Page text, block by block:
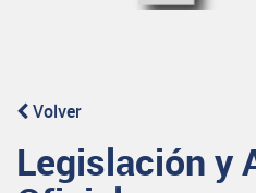
Volver
Legislación y